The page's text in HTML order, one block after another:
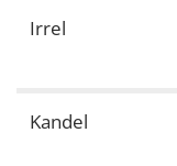
Irrel
Kandel